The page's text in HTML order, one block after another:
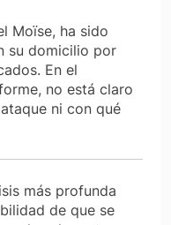
Moïse, ha sido
su domicilio por
En el
no está claro
ni con qué
más profunda
de que se